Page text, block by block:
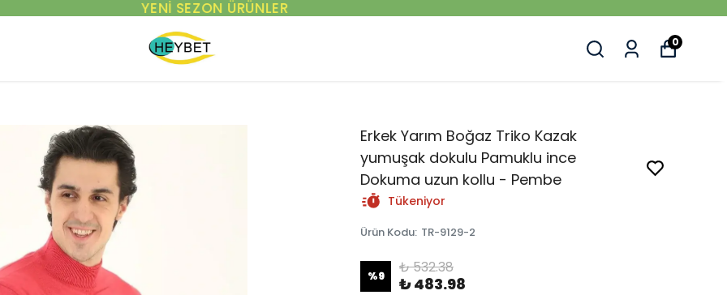
YENI SEZON ÜRÜNLER
0
Erkek Yarım Boğaz Triko Kazak
yumuşak dokulu Pamuklu ince
Dokuma uzun kollu - Pembe
Tükeniyor
Ürün Kodu: TR-9129-2
%9 ₺ 532.38
₺ 483.98